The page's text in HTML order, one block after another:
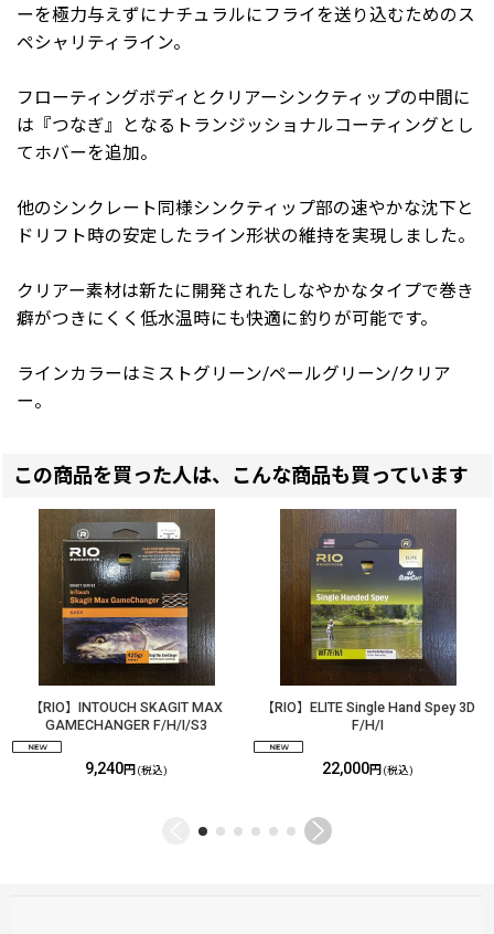
ーを極力与えずにナチュラルにフライを送り込むためのス
ペシャリティライン。
フローティングボディとクリアーシンクティップの中間に
は『つなぎ』となるトランジッショナルコーティングとし
てホバーを追加。
他のシンクレート同様シンクティップ部の速やかな沈下と
ドリフト時の安定したライン形状の維持を実現しました。
クリアー素材は新たに開発されたしなやかなタイプで巻き
癖がつきにくく低水温時にも快適に釣りが可能です。
ラインカラーはミストグリーン/ペールグリーン/クリア
ー。
この商品を買った人は、こんな商品も買っています
【RIO】INTOUCH SKAGIT MAX
GAMECHANGER F/H/I/S3
9,240円 (税込)
【RIO】ELITE Single Hand Spey 3D
F/H/I
22,000円 (税込)